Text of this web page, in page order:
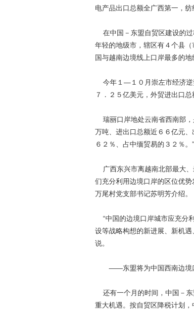
电产品出口总额全广西第一，
在中国－东盟自贸区建设的过
年轻的地级市，辖区有４个县
国与越南边境线上口岸最多的
今年１—１０月崇左市经济逆
７．２５亿美元，外贸进出口
瑞丽口岸地处云南省西南部，
万吨、进出口总额近６６亿元
６２％、占中缅贸易的３２％
广西东兴市离越南北部最大、
们充分利用边境口岸的区位优
万尾村党支部书记苏明芳介绍
“中国的边境口岸城市应充分
设等战略构想的新进展、新机
说。
——东盟将为中国西南边境
还有一个月的时间，中国－东
重大机遇。按自贸区降税计划